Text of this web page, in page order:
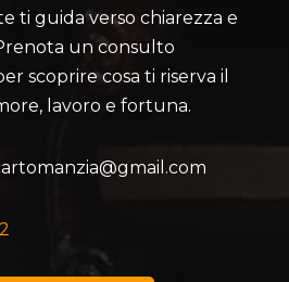
ti guida verso chiarezza e
un consulto
scoprire cosa ti riserva il
lavoro e fortuna.